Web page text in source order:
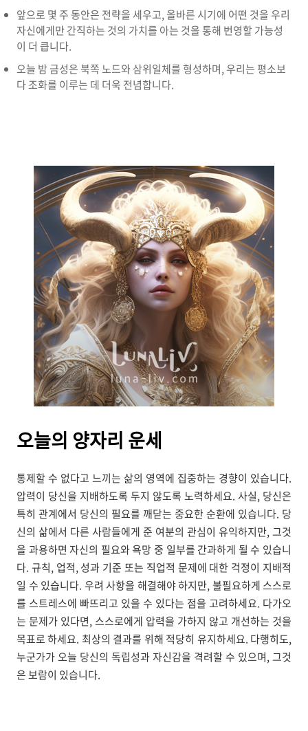
앞으로 몇 주 동안은 전략을 세우고, 올바른 시기에 어떤 것을 우리
자신에게만 간직하는 것의 가치를 아는 것을 통해 번영할 가능성
이 더 큽니다.
오늘 밤 금성은 북쪽 노드와 삼위일체를 형성하며, 우리는 평소보
다 조화를 이루는 데 더욱 전념합니다.
오늘의 양자리 운세
통제할 수 없다고 느끼는 삶의 영역에 집중하는 경향이 있습니다.
압력이 당신을 지배하도록 두지 않도록 노력하세요. 사실, 당신은
특히 관계에서 당신의 필요를 깨닫는 중요한 순환에 있습니다. 당
신의 삶에서 다른 사람들에게 준 여분의 관심이 유익하지만, 그것
을 과용하면 자신의 필요와 욕망 중 일부를 간과하게 될 수 있습니
다. 규칙, 업적, 성과 기준 또는 직업적 문제에 대한 걱정이 지배적
일 수 있습니다. 우려 사항을 해결해야 하지만, 불필요하게 스스로
를 스트레스에 빠뜨리고 있을 수 있다는 점을 고려하세요. 다가오
는 문제가 있다면, 스스로에게 압력을 가하지 않고 개선하는 것을
목표로 하세요. 최상의 결과를 위해 적당히 유지하세요. 다행히도,
누군가가 오늘 당신의 독립성과 자신감을 격려할 수 있으며, 그것
은 보람이 있습니다.